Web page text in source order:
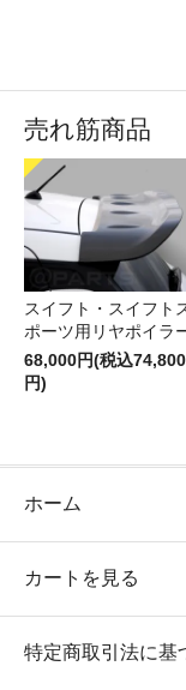
売れ筋商品
スイフト・スイフト
ポーツ用リヤポイラ
68,000円(税込74,800
円)
ホーム
カートを見る
特定商取引法に基